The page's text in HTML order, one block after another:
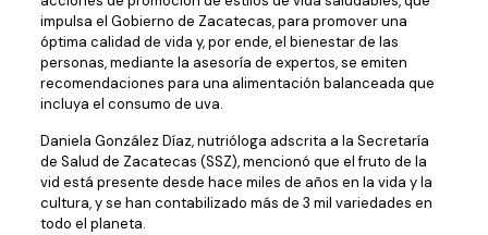
impulsa el Gobierno de Zacatecas, para promover una
óptima calidad de vida y, por ende, el bienestar de las
personas, mediante la asesoría de expertos, se emiten
recomendaciones para una alimentación balanceada que
incluya el consumo de uva.
Daniela González Díaz, nutrióloga adscrita a la Secretaría
de Salud de Zacatecas (SSZ), mencionó que el fruto de la
vid está presente desde hace miles de años en la vida y la
cultura, y se han contabilizado más de 3 mil variedades en
todo el planeta.